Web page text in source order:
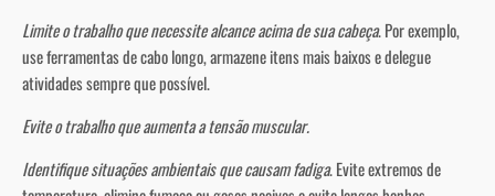
Limite o trabalho que necessite alcance acima de sua cabeça. Por exemplo,
use ferramentas de cabo longo, armazene itens mais baixos e delegue
atividades sempre que possível.
Evite o trabalho que aumenta a tensão muscular.
Identifique situações ambientais que causam fadiga. Evite extremos de